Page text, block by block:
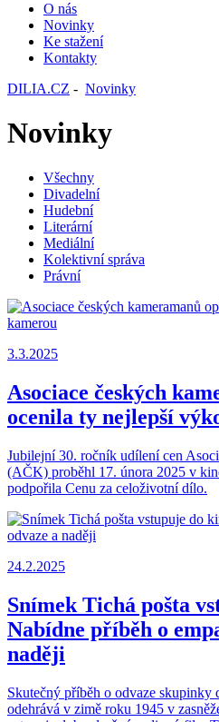
O nás
Novinky
Ke stažení
Kontakty
DILIA.CZ - Novinky
Novinky
Všechny
Divadelní
Hudební
Literární
Mediální
Kolektivní správa
Právní
3.3.2025
Asociace českých
ocenila ty nejlepší
Jubilejní 30. ročník udílení cen
(AČK) proběhl 17. února 2025 v
podpořila Cenu za celoživotní dílo.
24.2.2025
Snímek Tichá pošta
Nabídne příběh o
naději
Skutečný příběh o odvaze skupinky
odehrává v zimě roku 1945 v